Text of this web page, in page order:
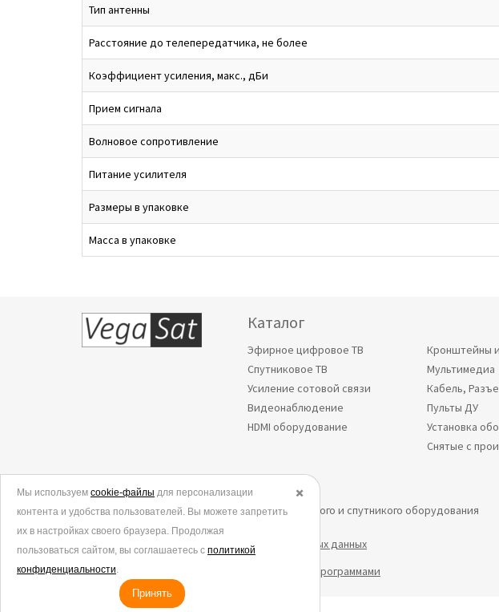
Тип антенны
Расстояние до телепередатчика, не более
Коэффициент усиления, макс., дБи
Прием сигнала
Волновое сопротивление
Питание усилителя
Размеры в упаковке
Масса в упаковке
Каталог
Эфирное цифровое ТВ
Спутниковое ТВ
Усиление сотовой связи
Видеонаблюдение
HDMI оборудование
Кронштейны
Мультимедиа
Кабель,
Пульты ДУ
Установка
Снятые с
© 2006-2026.
Все права защищены. Интернет-магазин эфирного и спутникого оборудования
Политика в отношении обработки персональных данных
Согласие на обработку данных метрическими программами
✖️
Мы используем cookie-файлы для персонализации
контента и удобства пользователей. Вы можете запретить
их в настройках своего браузера. Продолжая
пользоваться сайтом, вы соглашаетесь с политикой
конфиденциальности.
Принять